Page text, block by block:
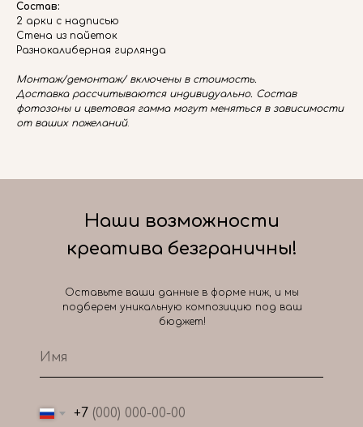
Состав:
2 арки с надписью
Стена из пайеток
Разнокалиберная гирлянда
Монтаж/демонтаж/ включены в стоимость.
Доставка рассчитываются индивидуально. Состав
фотозоны и цветовая гамма могут меняться в зависимости
от ваших пожеланий.
+7
Наши возможности
креатива безграничны!
Оставьте ваши данные в форме ниж, и мы
подберем уникальную композицию под ваш
бюджет!